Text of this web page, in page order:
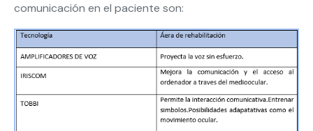
comunicación en el paciente son: